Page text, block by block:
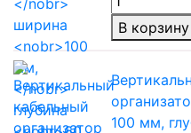
В корзину
100 мм,